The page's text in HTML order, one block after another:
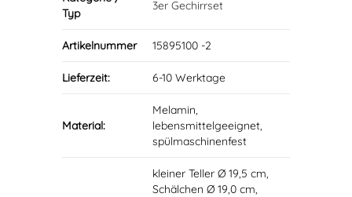
Typ
3er Gechirrset
Artikelnummer 15895100 -2
Lieferzeit: 6-10 Werktage
Material:
Melamin,
lebensmittelgeeignet,
spülmaschinenfest
kleiner Teller Ø 19,5 cm,
Schälchen Ø 19,0 cm,